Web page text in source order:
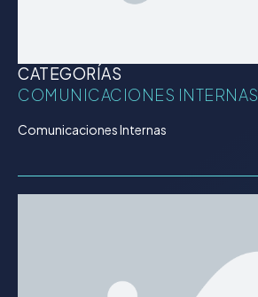
CATEGORÍAS
COMUNICACIONES INTERNAS
Comunicaciones Internas